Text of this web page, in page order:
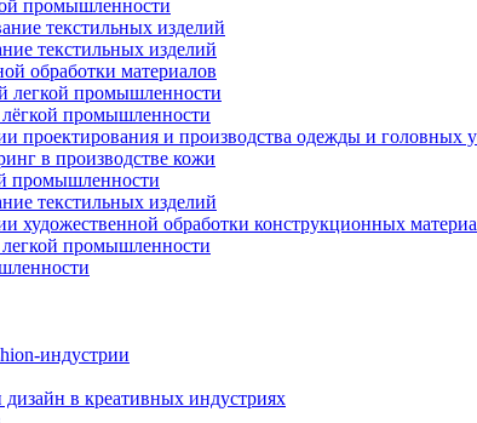
промышленности
текстильных изделий
текстильных изделий
обработки материалов
легкой промышленности
промышленности
проектирования и производства одежды и головных
в производстве кожи
промышленности
текстильных изделий
художественной обработки конструкционных
промышленности
индустрии
в креативных индустриях